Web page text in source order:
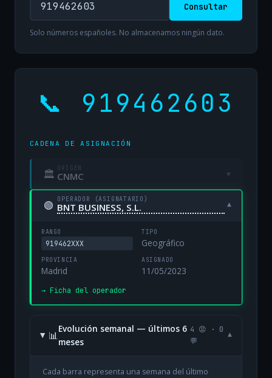
Consultar
Solo números españoles. No almacenamos ningún dato.
📞 919462603
CADENA DE ASIGNACIÓN
🏛 ORIGEN
CNMC ▾
🟢 OPERADOR (ASIGNATARIO)
BNT BUSINESS, S.L. ▾
RANGO
919462XXX
TIPO
Geográfico
PROVINCIA
Madrid
ASIGNADO
11/05/2023
→ Ficha del operador
📊
Evolución semanal — últimos 6
meses
4 😡 · 0
💬
▾
Cada barra representa una semana del último